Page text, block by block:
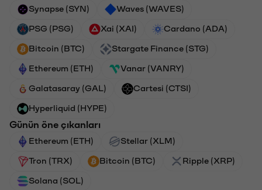
Synapse (SYN) Waves (WAVES)
PSG (PSG) Xai (XAI) Cardano (ADA)
Bitcoin (BTC) Stargate Finance (STG)
Ethereum (ETH) Vanar (VANRY)
Galatasaray (GAL) Cartesi (CTSI)
Hyperliquid (HYPE)
Günün öne çıkanları
Ethereum (ETH) Stellar (XLM)
Tron (TRX) Bitcoin (BTC) Ripple (XRP)
Solana (SOL)